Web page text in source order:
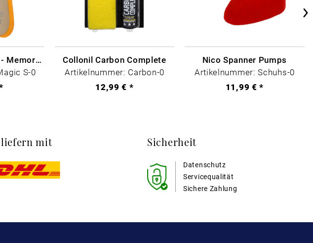
Pedag Magic Step - Memory Schaum
S-0
Collonil Carbon Complete
Artikelnummer: Carbon-0
12,99 € *
Nico Spanner Pumps
Artikelnummer: Schuhs-0
11,99 € *
mit Sicherheit
Datenschutz
Sichere Zahlung
Servicequalität